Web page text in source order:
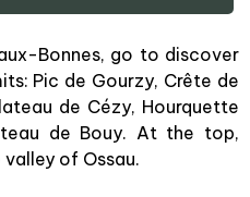
Bonnes, go to discover
Pic de Gourzy, Crête de
de Cézy, Hourquette
de Bouy. At the top,
of Ossau.